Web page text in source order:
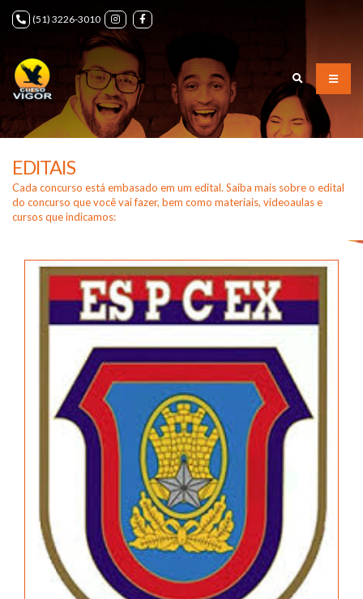
(51) 3226-3010
EDITAIS
Cada concurso está embasado em um edital. Saiba mais sobre o edital
do concurso que você vai fazer, bem como materiais, videoaulas e
cursos que indicamos: